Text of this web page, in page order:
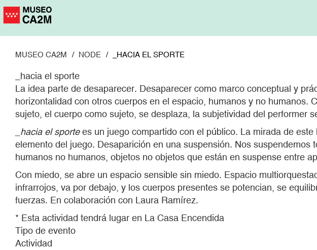
Pasar
MUSEO CA2M NODE _HACIA EL SPORTE
_hacia el sporte
La idea parte de desaparecer. Desaparecer como marco conceptual y
horizontalidad con otros cuerpos en el espacio, humanos y no
sujeto, el cuerpo como sujeto, se desplaza, la subjetividad del performer
_hacia el sportees un juego compartido con el público. La mirada de
elemento del juego. Desaparición en una suspensión. Nos
humanos no humanos, objetos no objetos que están en suspense entre
Con miedo, se abre un espacio sensible sin miedo. Espacio
infrarrojos, va por debajo, y los cuerpos presentes se potencian, se
fuerzas. En colaboración con Laura Ramírez.
* Esta actividad tendrá lugar en La Casa Encendida
Tipo de evento
Actividad